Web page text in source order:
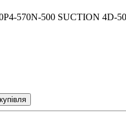
570N-500 SUCTION 4D-